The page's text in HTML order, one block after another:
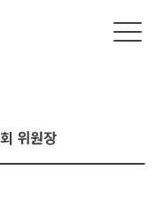
위원장